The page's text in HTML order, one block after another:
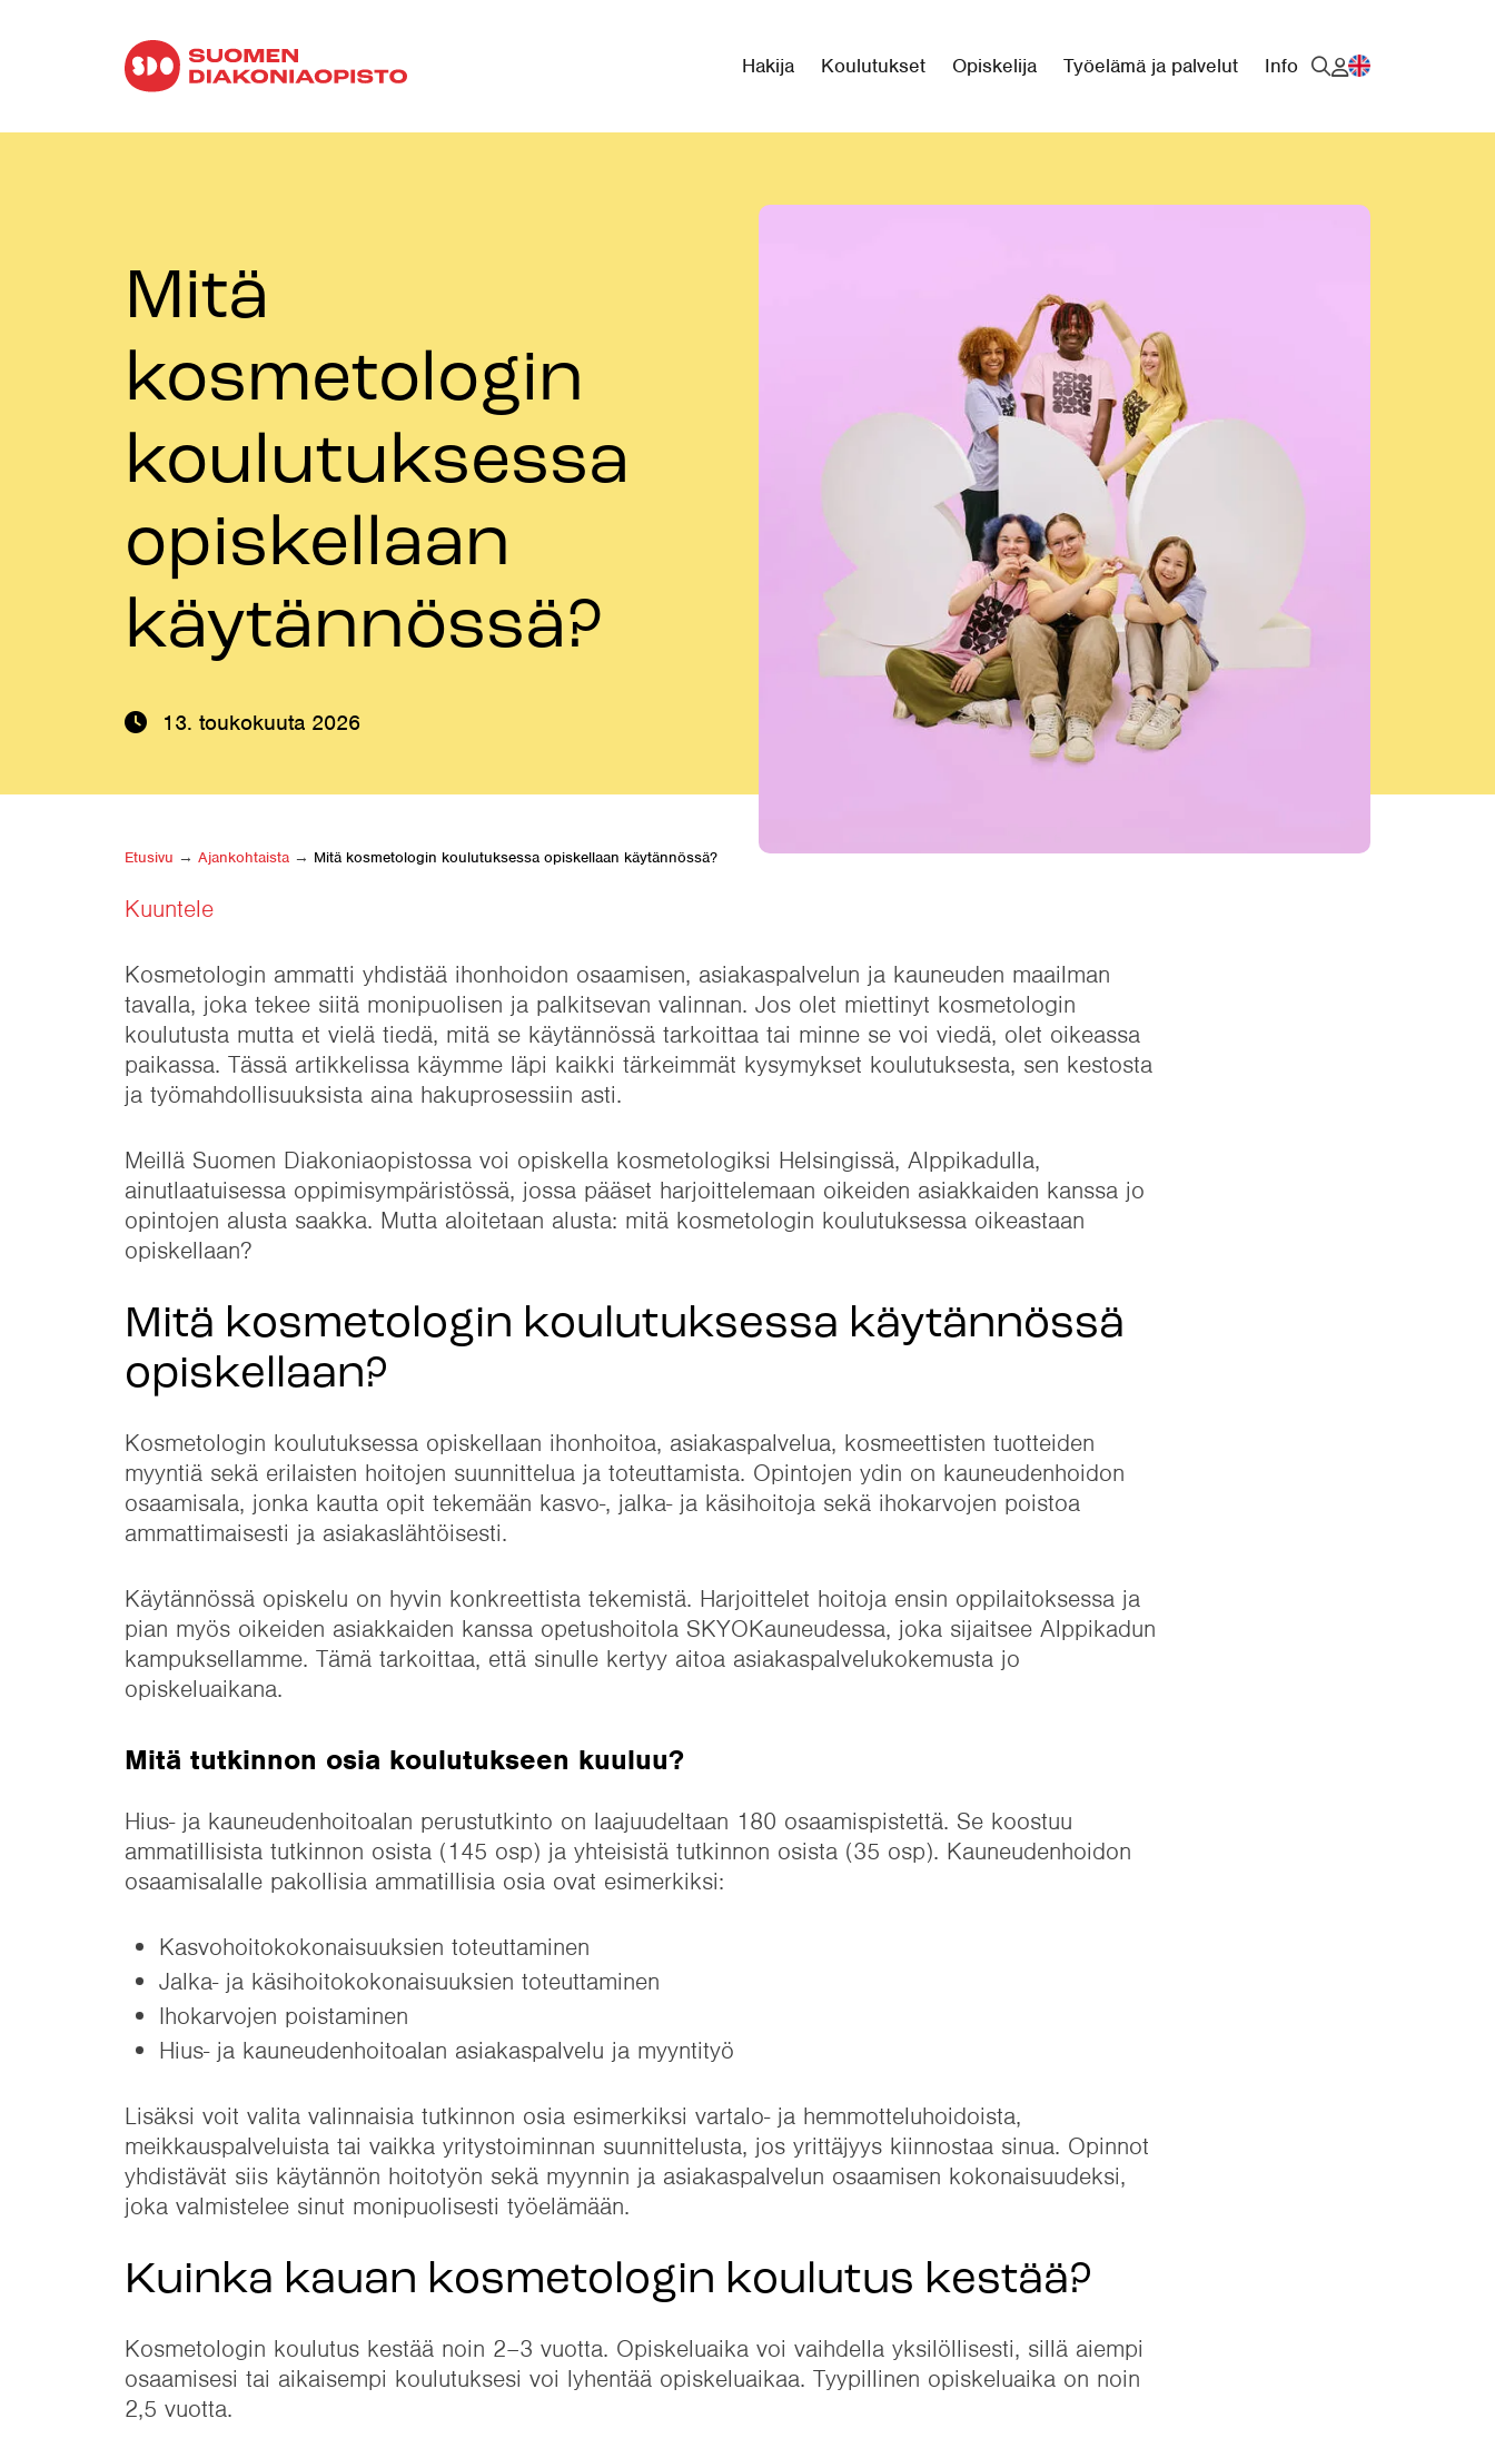
Hakija Koulutukset Opiskelija Työelämä ja palvelut Info
Mitä
kosmetologin
koulutuksessa
opiskellaan
käytännössä?
13. toukokuuta 2026
Etusivu → Ajankohtaista → Mitä kosmetologin koulutuksessa opiskellaan käytännössä?
Kuuntele
Kosmetologin ammatti yhdistää ihonhoidon osaamisen, asiakaspalvelun ja kauneuden maailman
tavalla, joka tekee siitä monipuolisen ja palkitsevan valinnan. Jos olet miettinyt kosmetologin
koulutusta mutta et vielä tiedä, mitä se käytännössä tarkoittaa tai minne se voi viedä, olet oikeassa
paikassa. Tässä artikkelissa käymme läpi kaikki tärkeimmät kysymykset koulutuksesta, sen kestosta
ja työmahdollisuuksista aina hakuprosessiin asti.
Meillä Suomen Diakoniaopistossa voi opiskella kosmetologiksi Helsingissä, Alppikadulla,
ainutlaatuisessa oppimisympäristössä, jossa pääset harjoittelemaan oikeiden asiakkaiden kanssa jo
opintojen alusta saakka. Mutta aloitetaan alusta: mitä kosmetologin koulutuksessa oikeastaan
opiskellaan?
Mitä kosmetologin koulutuksessa käytännössä
opiskellaan?
Kosmetologin koulutuksessa opiskellaan ihonhoitoa, asiakaspalvelua, kosmeettisten tuotteiden
myyntiä sekä erilaisten hoitojen suunnittelua ja toteuttamista. Opintojen ydin on kauneudenhoidon
osaamisala, jonka kautta opit tekemään kasvo-, jalka- ja käsihoitoja sekä ihokarvojen poistoa
ammattimaisesti ja asiakaslähtöisesti.
Käytännössä opiskelu on hyvin konkreettista tekemistä. Harjoittelet hoitoja ensin oppilaitoksessa ja
pian myös oikeiden asiakkaiden kanssa opetushoitola SKYOKauneudessa, joka sijaitsee Alppikadun
kampuksellamme. Tämä tarkoittaa, että sinulle kertyy aitoa asiakaspalvelukokemusta jo
opiskeluaikana.
Mitä tutkinnon osia koulutukseen kuuluu?
Hius- ja kauneudenhoitoalan perustutkinto on laajuudeltaan 180 osaamispistettä. Se koostuu
ammatillisista tutkinnon osista (145 osp) ja yhteisistä tutkinnon osista (35 osp). Kauneudenhoidon
osaamisalalle pakollisia ammatillisia osia ovat esimerkiksi:
Kasvohoitokokonaisuuksien toteuttaminen
Jalka- ja käsihoitokokonaisuuksien toteuttaminen
Ihokarvojen poistaminen
Hius- ja kauneudenhoitoalan asiakaspalvelu ja myyntityö
Lisäksi voit valita valinnaisia tutkinnon osia esimerkiksi vartalo- ja hemmotteluhoidoista,
meikkauspalveluista tai vaikka yritystoiminnan suunnittelusta, jos yrittäjyys kiinnostaa sinua. Opinnot
yhdistävät siis käytännön hoitotyön sekä myynnin ja asiakaspalvelun osaamisen kokonaisuudeksi,
joka valmistelee sinut monipuolisesti työelämään.
Kuinka kauan kosmetologin koulutus kestää?
Kosmetologin koulutus kestää noin 2–3 vuotta. Opiskeluaika voi vaihdella yksilöllisesti, sillä aiempi
osaamisesi tai aikaisempi koulutuksesi voi lyhentää opiskeluaikaa. Tyypillinen opiskeluaika on noin
2,5 vuotta.